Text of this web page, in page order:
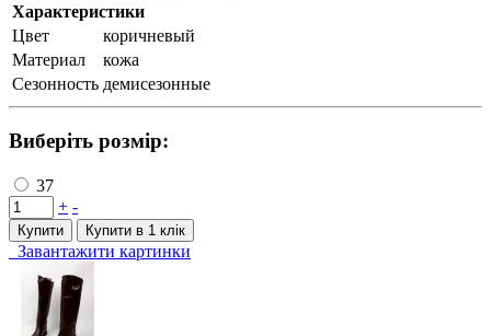
Характеристики
Цвет
коричневый
Материал
кожа
Сезонность демисезонные
Виберіть розмір:
37
+ -
Купити Купити в 1 клiк
Завантажити картинки